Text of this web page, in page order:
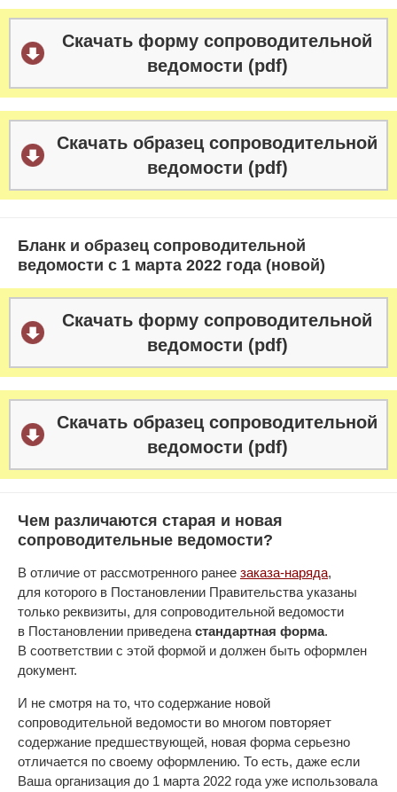
Скачать форму сопроводительной
ведомости (pdf)
Скачать образец сопроводительной
ведомости (pdf)
Бланк и образец сопроводительной
ведомости с 1 марта 2022 года (новой)
Скачать форму сопроводительной
ведомости (pdf)
Скачать образец сопроводительной
ведомости (pdf)
Чем различаются старая и новая
сопроводительные ведомости?
В отличие от рассмотренного ранее заказа-наряда,
для которого в Постановлении Правительства указаны
только реквизиты, для сопроводительной ведомости
в Постановлении приведена стандартная форма.
В соответствии с этой формой и должен быть оформлен
документ.
И не смотря на то, что содержание новой
сопроводительной ведомости во многом повторяет
содержание предшествующей, новая форма серьезно
отличается по своему оформлению. То есть, даже если
Ваша организация до 1 марта 2022 года уже использовала